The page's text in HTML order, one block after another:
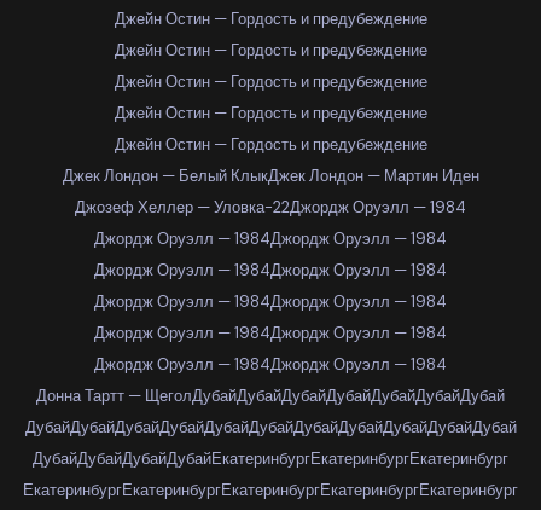
Джейн Остин — Гордость и предубеждение
Джейн Остин — Гордость и предубеждение
Джейн Остин — Гордость и предубеждение
Джейн Остин — Гордость и предубеждение
Джейн Остин — Гордость и предубеждение
Джек Лондон — Белый КлыкДжек Лондон — Мартин Иден
Джозеф Хеллер — Уловка-22Джордж Оруэлл — 1984
Джордж Оруэлл — 1984Джордж Оруэлл — 1984
Джордж Оруэлл — 1984Джордж Оруэлл — 1984
Джордж Оруэлл — 1984Джордж Оруэлл — 1984
Джордж Оруэлл — 1984Джордж Оруэлл — 1984
Джордж Оруэлл — 1984Джордж Оруэлл — 1984
Донна Тартт — ЩеголДубайДубайДубайДубайДубайДубайДубай
ДубайДубайДубайДубайДубайДубайДубайДубайДубайДубайДубай
ДубайДубайДубайДубайЕкатеринбургЕкатеринбургЕкатеринбург
ЕкатеринбургЕкатеринбургЕкатеринбургЕкатеринбургЕкатеринбург